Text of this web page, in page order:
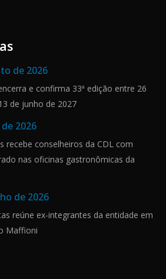
de 2026
e confirma 33ª edição entre 26
de junho de 2027
2026
recebe conselheiros da CDL com
nas oficinas gastronômicas da
de 2026
reúne ex-integrantes da entidade em
Maffioni